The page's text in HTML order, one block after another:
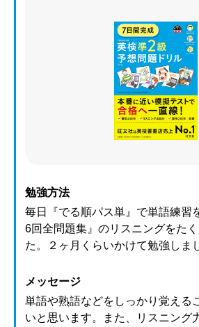
勉強方法
毎日『でる順パス単』で単語練習
6回全問題集』のリスニングをた
た。２ヶ月くらいかけて勉強しま
メッセージ
単語や熟語などをしっかり覚える
いと思います。また、リスニング